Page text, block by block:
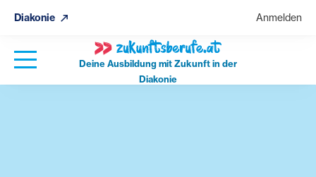
Diakonie Anmelden
Deine Ausbildung mit Zukunft in der
Diakonie